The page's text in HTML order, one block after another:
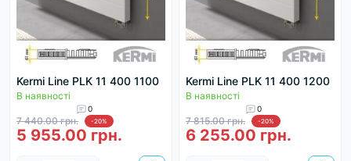
Kermi Line PLK 11 400 1100
В наявності
0
7 440.00 грн. -20%
5 955.00 грн.
Kermi Line PLK 11 400 1200
В наявності
0
7 815.00 грн. -20%
6 255.00 грн.